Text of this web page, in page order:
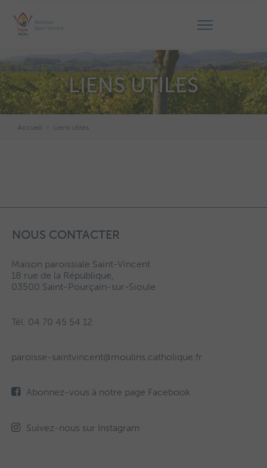
LIENS UTILES
Accueil Liens utiles
NOUS CONTACTER
Maison paroissiale Saint-Vincent
18 rue de la République,
03500 Saint-Pourçain-sur-Sioule
Tél. 04 70 45 54 12
paroisse-saintvincent@moulins.catholique.fr
Abonnez-vous à notre page Facebook
Suivez-nous sur Instagram